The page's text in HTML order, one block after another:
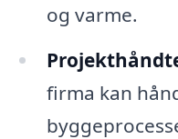
og varme.
firma kan